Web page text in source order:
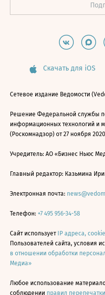
Скачать для iOS
Сетевое издание Ведомости
Решение Федеральной службы
информационных технологий и
(Роскомнадзор) от 27 ноября
Учредитель: АО «Бизнес Ньюс
Главный редактор: Казьмина
Электронная почта:
Телефон: +7 495 956-34-58
Сайт использует IP адреса,
Пользователей сайта, условия
в отношении обработки
Медиа»
Любое использование
соблюдении правил перепечатки